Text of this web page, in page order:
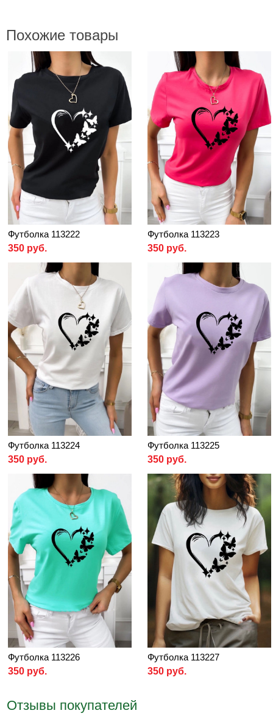
Похожие товары
Футболка 113222
350 руб.
Футболка 113223
350 руб.
Футболка 113224
350 руб.
Футболка 113225
350 руб.
Футболка 113226
350 руб.
Футболка 113227
350 руб.
Отзывы покупателей